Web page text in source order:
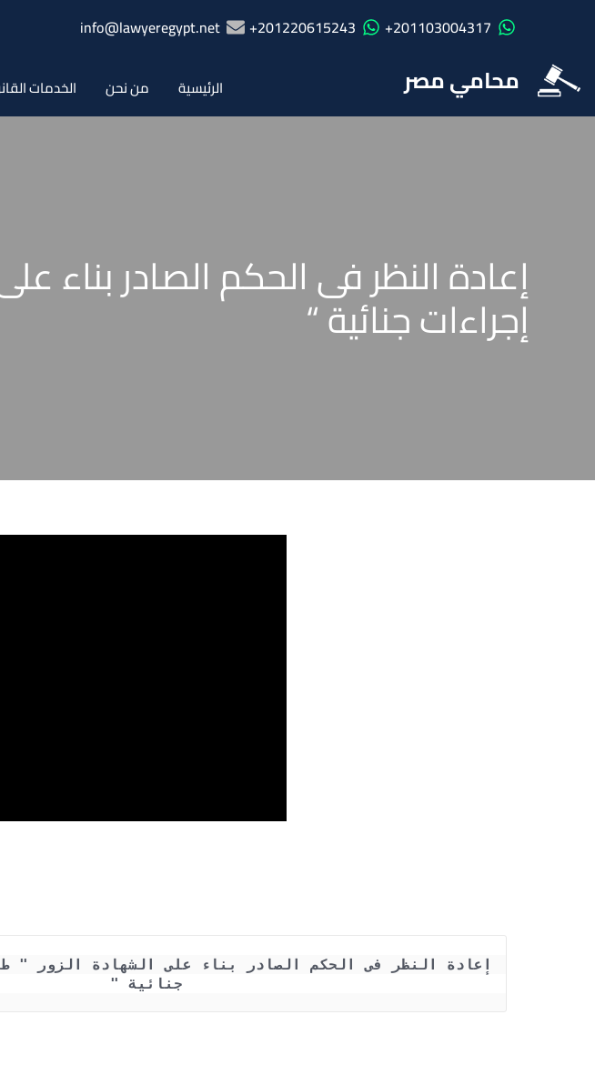
201103004317+
201220615243+
info@lawyeregypt.net
محامي مصر الرئيسية من نحن الخدمات
إجراءات جنائية “
جنائية "